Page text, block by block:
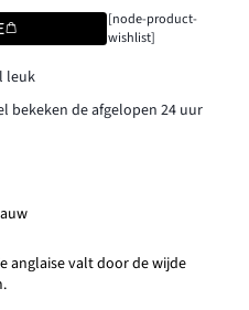
[node-product-
wishlist]
leuk
bekeken de afgelopen 24 uur
anglaise valt door de wijde